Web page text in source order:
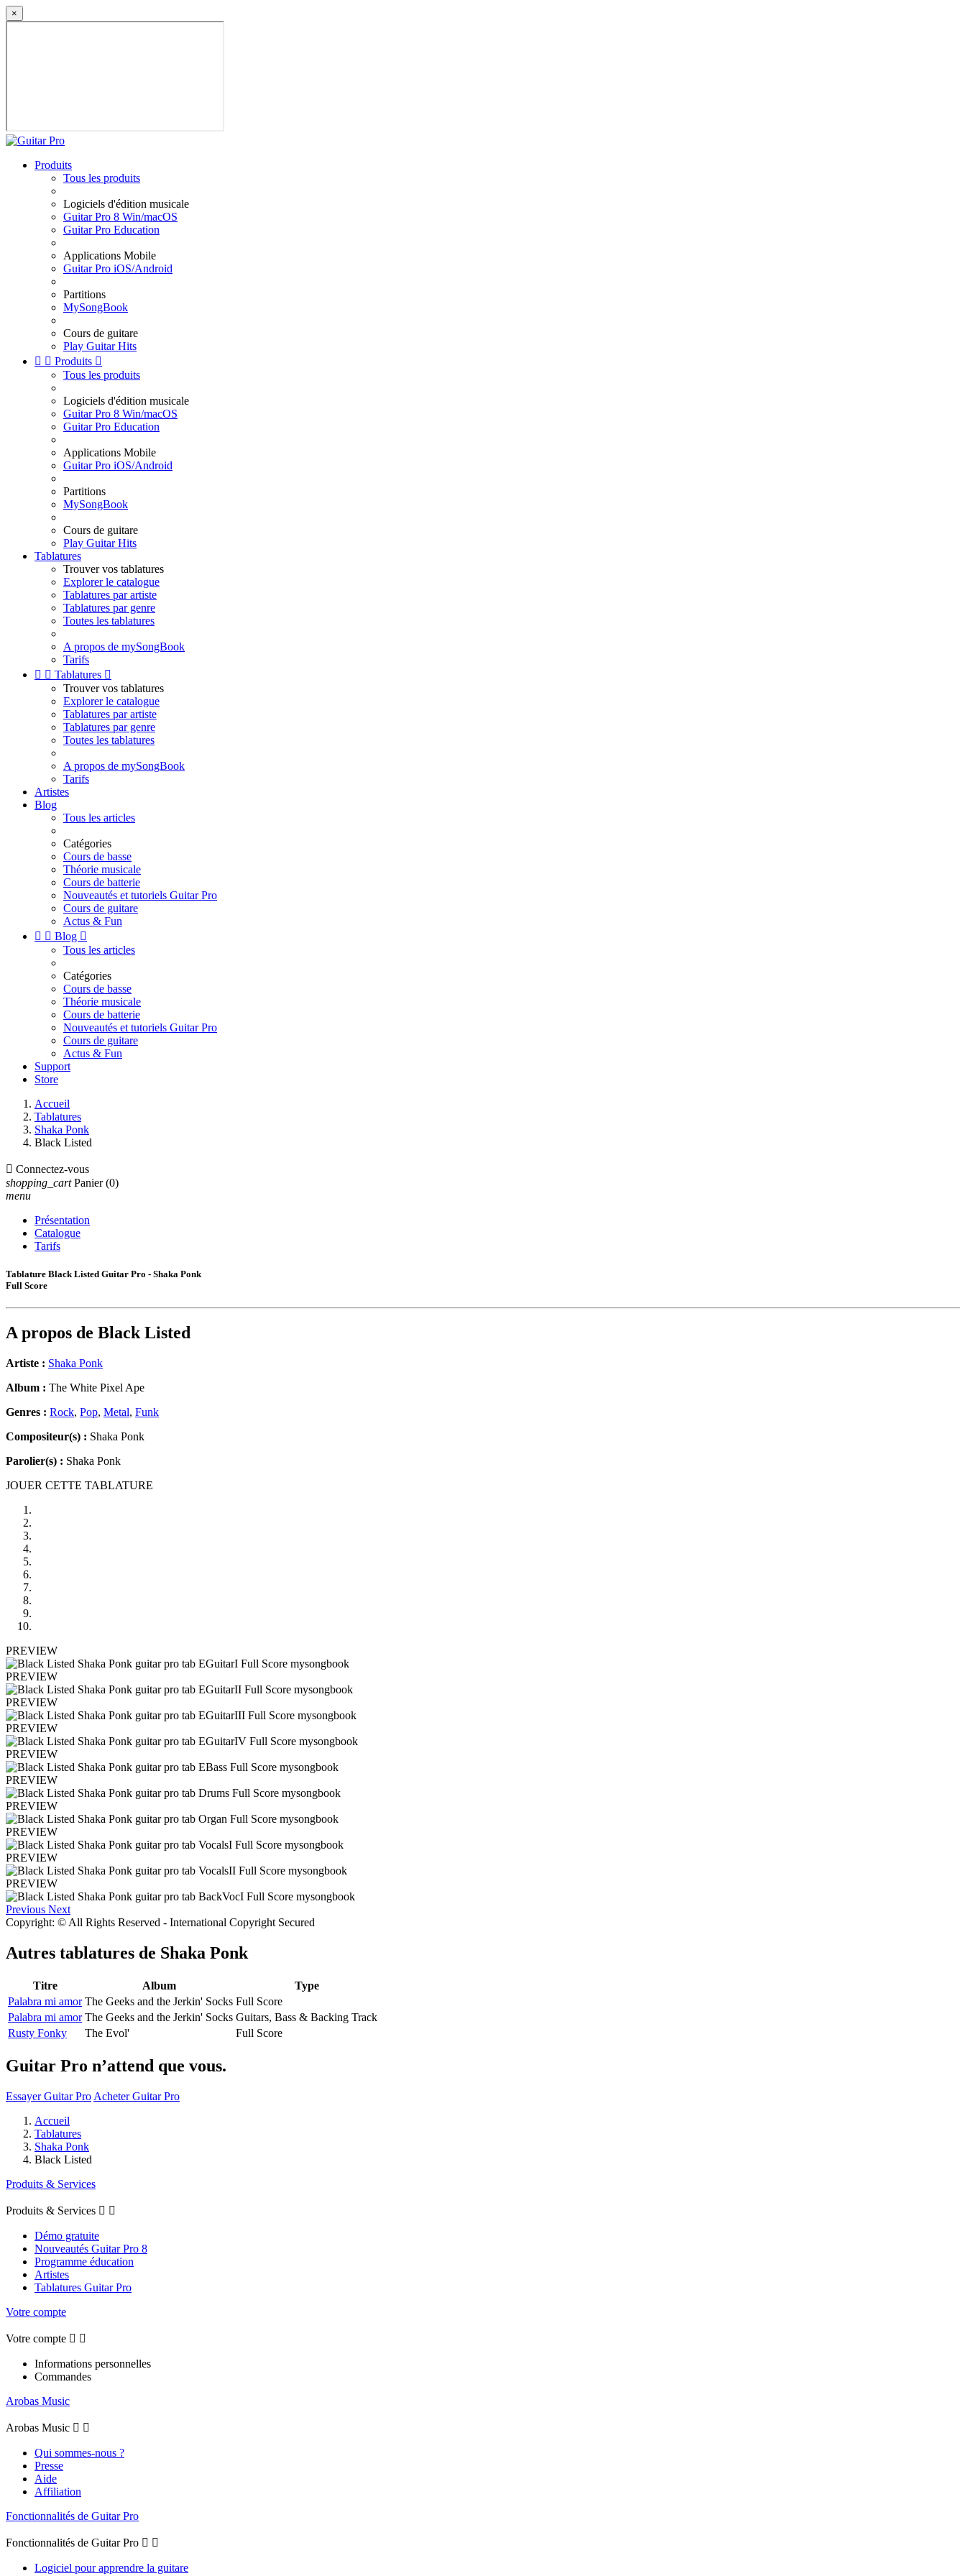
×
Produits
Tous les produits
Logiciels d'édition musicale
Guitar Pro 8 Win/macOS
Guitar Pro Education
Applications Mobile
Guitar Pro iOS/Android
Partitions
MySongBook
Cours de guitare
Play Guitar Hits
  Produits 
Tous les produits
Logiciels d'édition musicale
Guitar Pro 8 Win/macOS
Guitar Pro Education
Applications Mobile
Guitar Pro iOS/Android
Partitions
MySongBook
Cours de guitare
Play Guitar Hits
Tablatures
Trouver vos tablatures
Explorer le catalogue
Tablatures par artiste
Tablatures par genre
Toutes les tablatures
A propos de mySongBook
Tarifs
  Tablatures 
Trouver vos tablatures
Explorer le catalogue
Tablatures par artiste
Tablatures par genre
Toutes les tablatures
A propos de mySongBook
Tarifs
Artistes
Blog
Tous les articles
Catégories
Cours de basse
Théorie musicale
Cours de batterie
Nouveautés et tutoriels Guitar Pro
Cours de guitare
Actus & Fun
  Blog 
Tous les articles
Catégories
Cours de basse
Théorie musicale
Cours de batterie
Nouveautés et tutoriels Guitar Pro
Cours de guitare
Actus & Fun
Support
Store
Accueil
Tablatures
Shaka Ponk
Black Listed
 Connectez-vous
shopping_cart Panier (0)
menu
Présentation
Catalogue
Tarifs
Tablature Black Listed Guitar Pro - Shaka Ponk
Full Score
A propos de Black Listed
Artiste : Shaka Ponk
Album : The White Pixel Ape
Genres : Rock, Pop, Metal, Funk
Compositeur(s) : Shaka Ponk
Parolier(s) : Shaka Ponk
JOUER CETTE TABLATURE
PREVIEW
PREVIEW
PREVIEW
PREVIEW
PREVIEW
PREVIEW
PREVIEW
PREVIEW
PREVIEW
PREVIEW
Previous Next
Copyright: © All Rights Reserved - International Copyright Secured
Autres tablatures de Shaka Ponk
Titre Album
Type
Palabra mi amor The Geeks and the Jerkin' Socks Full Score
Palabra mi amor The Geeks and the Jerkin' Socks Guitars, Bass & Backing Track
Rusty Fonky
The Evol' Full Score
Guitar Pro n’attend que vous.
Essayer Guitar Pro Acheter Guitar Pro
Accueil
Tablatures
Shaka Ponk
Black Listed
Produits & Services
Produits & Services  
Démo gratuite
Nouveautés Guitar Pro 8
Programme éducation
Artistes
Tablatures Guitar Pro
Votre compte
Votre compte  
Informations personnelles
Commandes
Arobas Music
Arobas Music  
Qui sommes-nous ?
Presse
Aide
Affiliation
Fonctionnalités de Guitar Pro
Fonctionnalités de Guitar Pro  
Logiciel pour apprendre la guitare